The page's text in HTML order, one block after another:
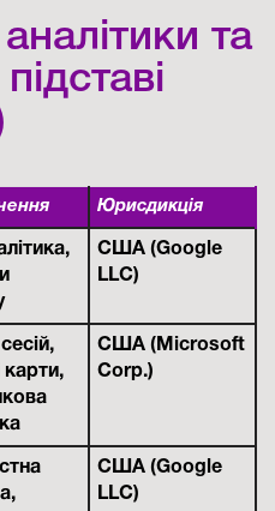
та
Юрисдикція
США (Google
LLC)
карти,
США (Microsoft
Corp.)
США (Google
LLC)